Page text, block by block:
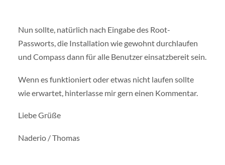
Nun sollte, natürlich nach Eingabe des Root-
Passworts, die Installation wie gewohnt durchlaufen
und Compass dann für alle Benutzer einsatzbereit sein.
Wenn es funktioniert oder etwas nicht laufen sollte
wie erwartet, hinterlasse mir gern einen Kommentar.
Liebe Grüße
Naderio / Thomas